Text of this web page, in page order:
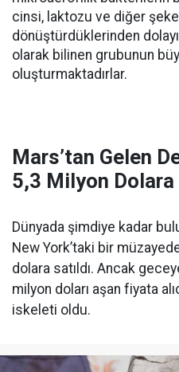
cinsi, laktozu ve diğer
dönüştürdüklerinden
olarak bilinen grubunun
oluşturmaktadırlar.
Mars’tan Gelen
5,3 Milyon Dolara
Dünyada şimdiye kadar
New York’taki bir
dolara satıldı. Ancak
milyon doları aşan fiyata
iskeleti oldu.